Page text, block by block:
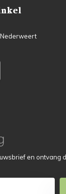
Nederweert
en ontvang